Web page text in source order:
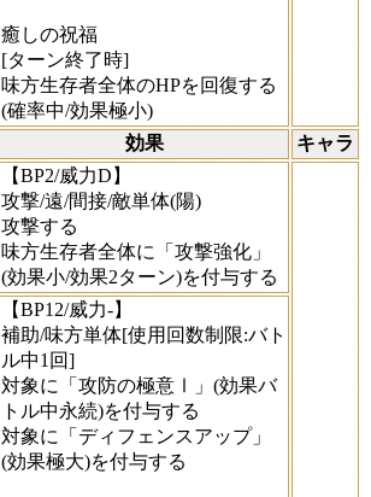
癒しの祝福
[ターン終了時]
味方生存者全体のHPを回復する
(確率中/効果極小)
効果 キャラ
【BP2/威力D】
攻撃/遠/間接/敵単体(陽)
攻撃する
味方生存者全体に「攻撃強化」
(効果小/効果2ターン)を付与する
【BP12/威力-】
補助/味方単体[使用回数制限:バト
ル中1回]
対象に「攻防の極意Ⅰ」(効果バ
トル中永続)を付与する
対象に「ディフェンスアップ」
(効果極大)を付与する